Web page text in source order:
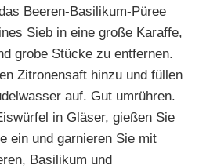
Beeren-Basilikum-Püree
Sieb in eine große Karaffe,
grobe Stücke zu entfernen.
Zitronensaft hinzu und füllen
auf. Gut umrühren.
in Gläser, gießen Sie
ein und garnieren Sie mit
Basilikum und